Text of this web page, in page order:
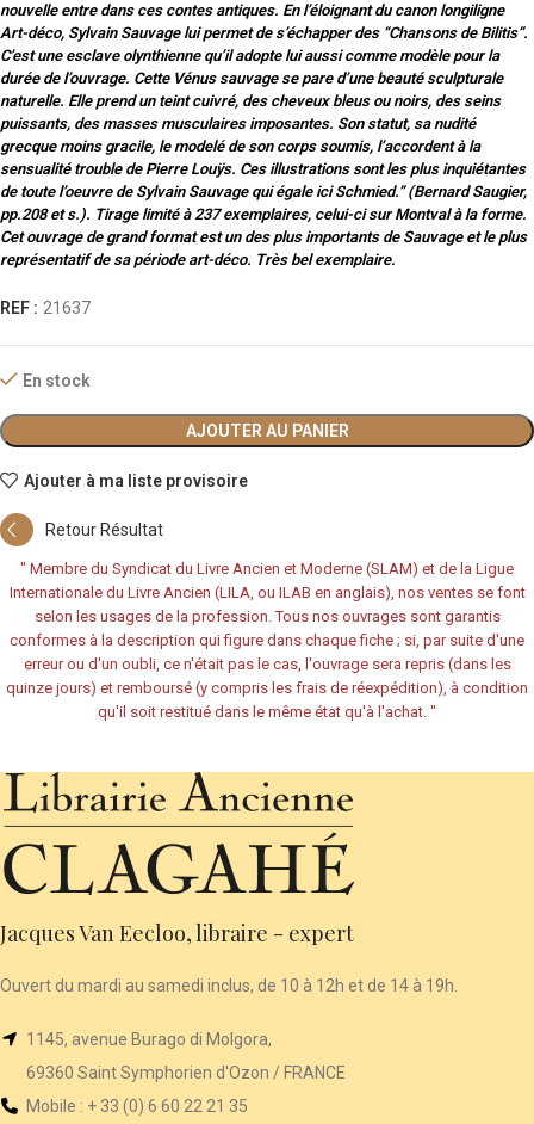
nouvelle entre dans ces contes antiques. En l’éloignant du canon longiligne
Art-déco, Sylvain Sauvage lui permet de s’échapper des “Chansons de Bilitis”.
C’est une esclave olynthienne qu’il adopte lui aussi comme modèle pour la
durée de l’ouvrage. Cette Vénus sauvage se pare d’une beauté sculpturale
naturelle. Elle prend un teint cuivré, des cheveux bleus ou noirs, des seins
puissants, des masses musculaires imposantes. Son statut, sa nudité
grecque moins gracile, le modelé de son corps soumis, l’accordent à la
sensualité trouble de Pierre Louÿs. Ces illustrations sont les plus inquiétantes
de toute l’oeuvre de Sylvain Sauvage qui égale ici Schmied.” (Bernard Saugier,
pp.208 et s.). Tirage limité à 237 exemplaires, celui-ci sur Montval à la forme.
Cet ouvrage de grand format est un des plus importants de Sauvage et le plus
représentatif de sa période art-déco. Très bel exemplaire.
REF : 21637
En stock
AJOUTER AU PANIER
Ajouter à ma liste provisoire
Retour Résultat
" Membre du Syndicat du Livre Ancien et Moderne (SLAM) et de la Ligue
Internationale du Livre Ancien (LILA, ou ILAB en anglais), nos ventes se font
selon les usages de la profession. Tous nos ouvrages sont garantis
conformes à la description qui figure dans chaque fiche ; si, par suite d'une
erreur ou d'un oubli, ce n'était pas le cas, l'ouvrage sera repris (dans les
quinze jours) et remboursé (y compris les frais de réexpédition), à condition
qu'il soit restitué dans le même état qu'à l'achat. "
Jacques Van Eecloo, libraire - expert
Ouvert du mardi au samedi inclus, de 10 à 12h et de 14 à 19h.
1145, avenue Burago di Molgora,
69360 Saint Symphorien d'Ozon / FRANCE
Mobile : + 33 (0) 6 60 22 21 35